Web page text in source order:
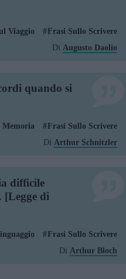
Viaggio
Frasi Sullo Scrivere
Di Augusto Daolio
quando si
Memoria
Frasi Sullo Scrivere
Di Arthur Schnitzler
difficile
[Legge di
Frasi Sullo Scrivere
Di Arthur Bloch